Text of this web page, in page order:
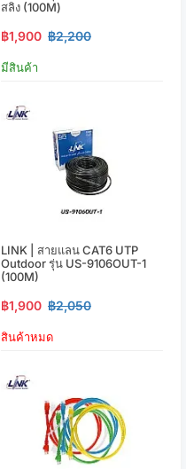
สลิง (100M)
฿1,900 ฿2,200
มีสินค้า
LINK | สายแลน CAT6 UTP
Outdoor รุ่น US-9106OUT-1
(100M)
฿1,900 ฿2,050
สินค้าหมด